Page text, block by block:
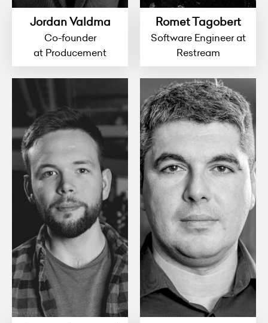
Jordan Valdma
Co-founder
at Producement
Romet Tagobert
Software Engineer at
Restream